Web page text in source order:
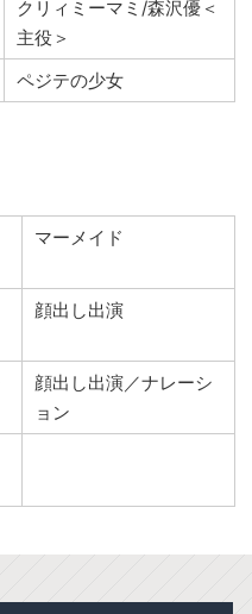
クリィミーマミ/森沢優＜
主役＞
ペジテの少女
マーメイド
顔出し出演
顔出し出演／ナレーシ
ョン